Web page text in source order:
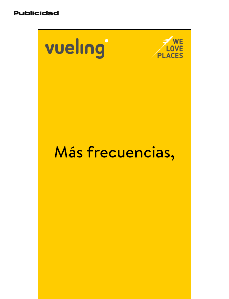
Publicidad